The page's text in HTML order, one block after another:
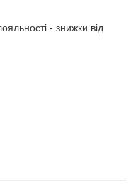
- знижки від